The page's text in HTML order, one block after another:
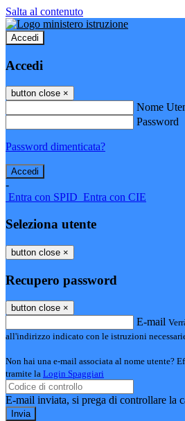
Salta al contenuto
Accedi
Accedi
button close ×
Nome
Password
Password dimenticata?
-
Entra con SPID Entra con CIE
Seleziona utente
button close ×
Recupero password
button close ×
E-mail
all'indirizzo indicato con le istruzioni
Non hai una e-mail associata al nome utente?
tramite la Login Spaggiari
E-mail inviata, si prega di controllare la